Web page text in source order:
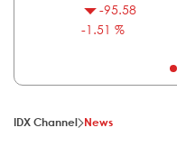
-95.58
-1.51 %
IDX Channel News